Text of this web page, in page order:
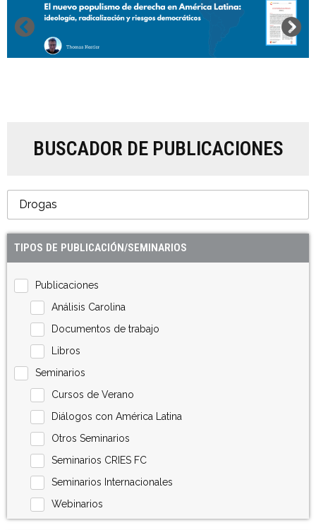
BUSCADOR DE PUBLICACIONES
TIPOS DE PUBLICACIÓN/SEMINARIOS
Publicaciones
Análisis Carolina
Documentos de trabajo
Libros
Seminarios
Cursos de Verano
Diálogos con América Latina
Otros Seminarios
Seminarios CRIES FC
Seminarios Internacionales
Webinarios